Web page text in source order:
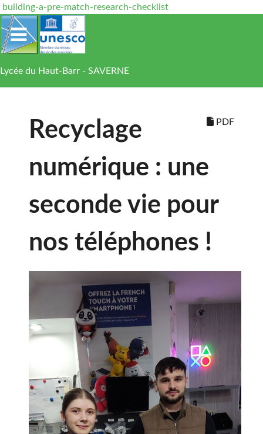
building-a-pre-match-research-checklist
Lycée du Haut-Barr - SAVERNE
PDF
Recyclage
numérique : une
seconde vie pour
nos téléphones !